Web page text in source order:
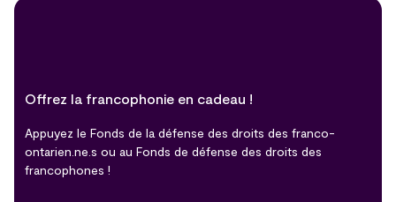
Offrez la francophonie en cadeau !
Appuyez le Fonds de la défense des droits des franco-
ontarien.ne.s ou au Fonds de défense des droits des
francophones !